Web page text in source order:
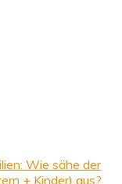
Wie sähe der
+ Kinder) aus?